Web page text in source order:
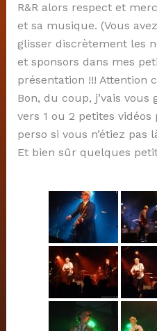
R&R alors respect et
et sa musique. (Vous
glisser discrètement les
et sponsors dans mes
présentation !!! Attention
Bon, du coup, j’vais
vers 1 ou 2 petites
perso si vous n’étiez pas
Et bien sûr quelques